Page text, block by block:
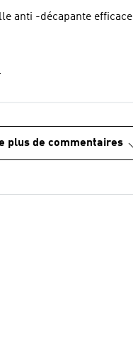
anti -décapante efficace
plus de commentaires